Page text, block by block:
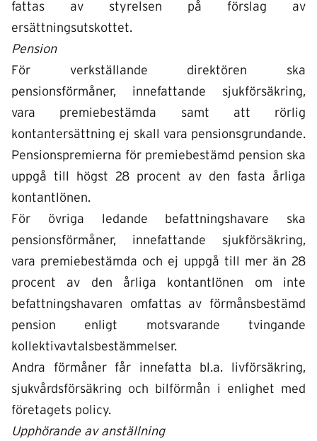
fattas av styrelsen på förslag av
ersättningsutskottet.
Pension
För verkställande direktören ska
pensionsförmåner, innefattande sjukförsäkring,
vara premiebestämda samt att rörlig
kontantersättning ej skall vara pensionsgrundande.
Pensionspremierna för premiebestämd pension ska
uppgå till högst 28 procent av den fasta årliga
kontantlönen.
För övriga ledande befattningshavare ska
pensionsförmåner, innefattande sjukförsäkring,
vara premiebestämda och ej uppgå till mer än 28
procent av den årliga kontantlönen om inte
befattningshavaren omfattas av förmånsbestämd
pension enligt motsvarande tvingande
kollektivavtalsbestämmelser.
Andra förmåner får innefatta bl.a. livförsäkring,
sjukvårdsförsäkring och bilförmån i enlighet med
företagets policy.
Upphörande av anställning